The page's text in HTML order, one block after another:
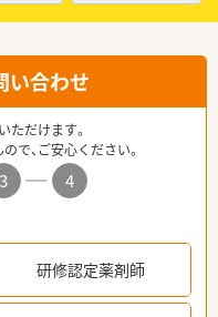
い合わせ
ただけます。
で、ご安心ください。
3
4
研修認定薬剤師